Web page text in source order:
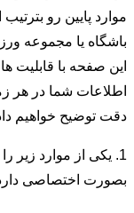
موارد پایین رو
باشگاه یا مجموعه
این صفحه با قابلیت
اطلاعات شما در هر
دقت توضیح خواهیم
1. یکی از موارد زیر
بصورت اختصاصی